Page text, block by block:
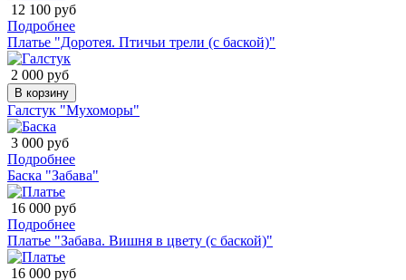
12 100 руб
Подробнее
Платье "Доротея. Птичьи трели (с баской)"
2 000 руб
В корзину
Галстук "Мухоморы"
3 000 руб
Подробнее
Баска "Забава"
16 000 руб
Подробнее
Платье "Забава. Вишня в цвету (с баской)"
16 000 руб